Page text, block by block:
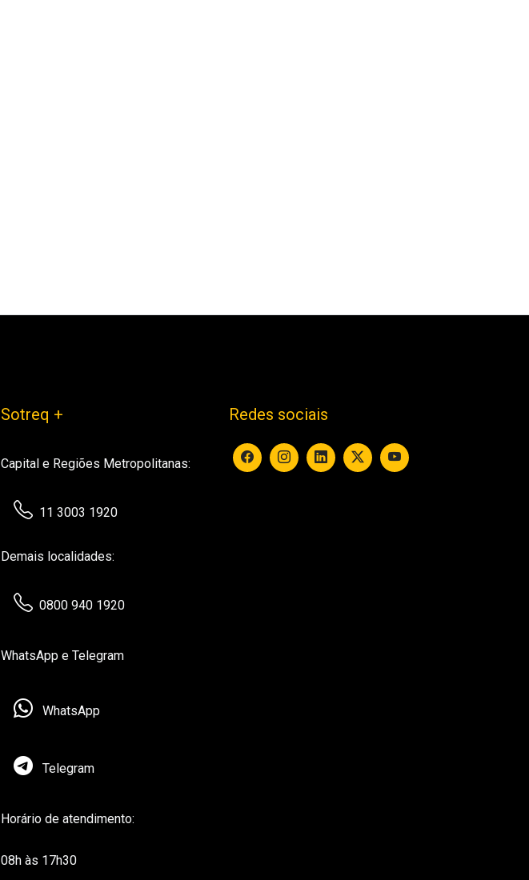
Sotreq +
Capital e Regiões Metropolitanas:
11 3003 1920
Demais localidades:
0800 940 1920
WhatsApp e Telegram
WhatsApp
Telegram
Horário de atendimento:
08h às 17h30
Redes sociais